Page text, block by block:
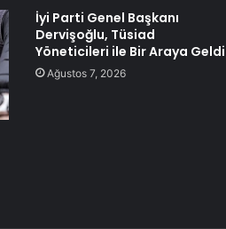
İyi Parti Genel Başkanı
Dervişoğlu, Tüsiad
Yöneticileri ile Bir Araya Geldi
Ağustos 7, 2026